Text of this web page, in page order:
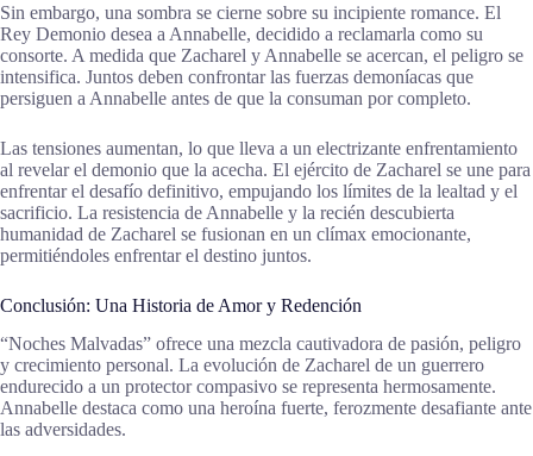
Sin embargo, una sombra se cierne sobre su incipiente romance. El
Rey Demonio desea a Annabelle, decidido a reclamarla como su
consorte. A medida que Zacharel y Annabelle se acercan, el peligro se
intensifica. Juntos deben confrontar las fuerzas demoníacas que
persiguen a Annabelle antes de que la consuman por completo.
Las tensiones aumentan, lo que lleva a un electrizante enfrentamiento
al revelar el demonio que la acecha. El ejército de Zacharel se une para
enfrentar el desafío definitivo, empujando los límites de la lealtad y el
sacrificio. La resistencia de Annabelle y la recién descubierta
humanidad de Zacharel se fusionan en un clímax emocionante,
permitiéndoles enfrentar el destino juntos.
Conclusión: Una Historia de Amor y Redención
“Noches Malvadas” ofrece una mezcla cautivadora de pasión, peligro
y crecimiento personal. La evolución de Zacharel de un guerrero
endurecido a un protector compasivo se representa hermosamente.
Annabelle destaca como una heroína fuerte, ferozmente desafiante ante
las adversidades.